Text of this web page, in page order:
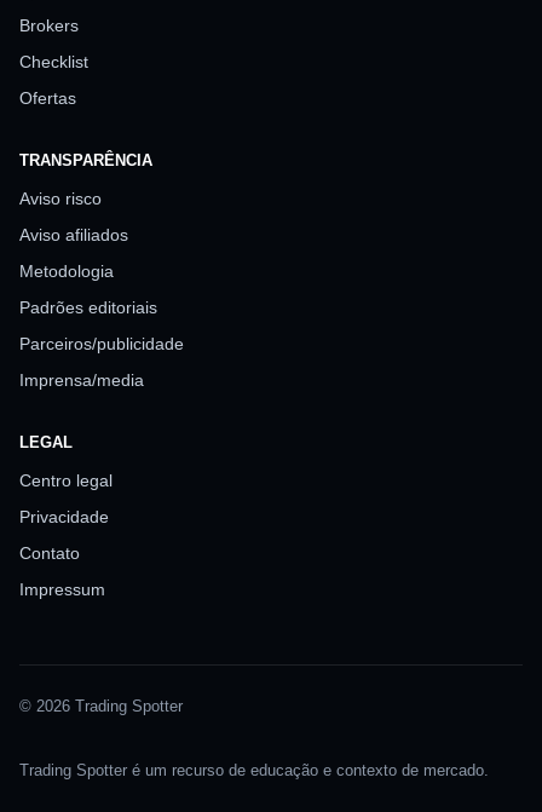
Brokers
Checklist
Ofertas
TRANSPARÊNCIA
Aviso risco
Aviso afiliados
Metodologia
Padrões editoriais
Parceiros/publicidade
Imprensa/media
LEGAL
Centro legal
Privacidade
Contato
Impressum
© 2026 Trading Spotter
Trading Spotter é um recurso de educação e contexto de mercado.